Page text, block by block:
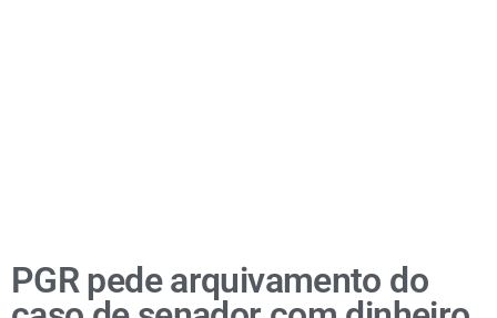
PGR pede arquivamento do